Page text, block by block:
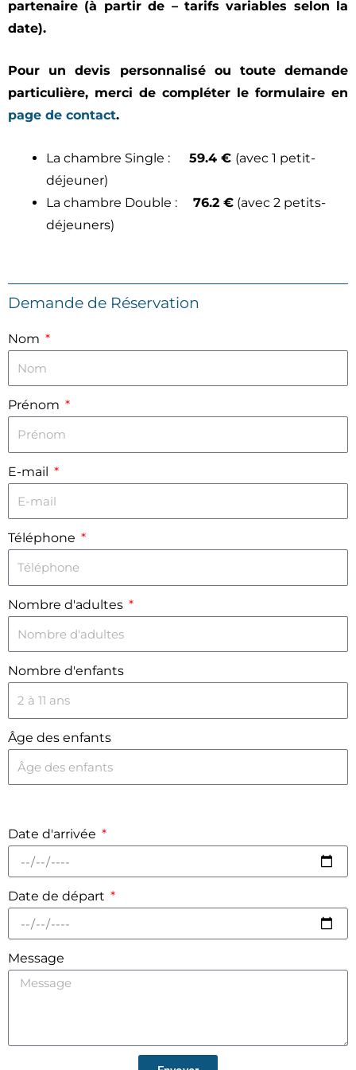
partenaire (à partir de – tarifs variables selon la
date).
Pour un devis personnalisé ou toute demande
particulière, merci de compléter le formulaire en
page de contact.
La chambre Single : 59.4 € (avec 1 petit-
déjeuner)
La chambre Double : 76.2 € (avec 2 petits-
déjeuners)
Demande de Réservation
Nom
Prénom
E-mail
Téléphone
Nombre d'adultes
Nombre d'enfants
Âge des enfants
Date d'arrivée
Date de départ
Message